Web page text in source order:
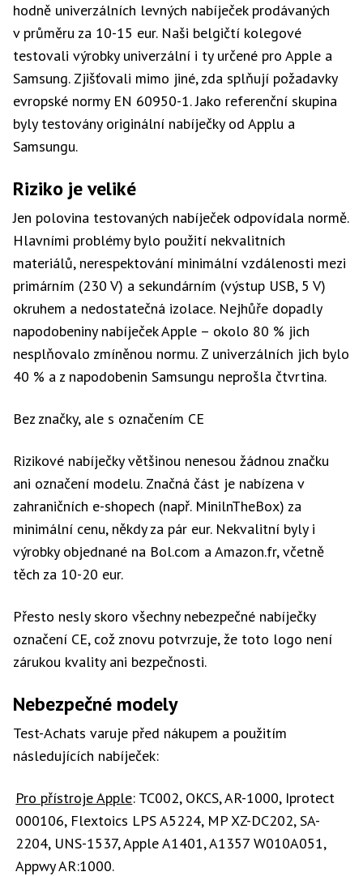
hodně univerzálních levných nabíječek prodávaných
v průměru za 10-15 eur. Naši belgičtí kolegové
testovali výrobky univerzální i ty určené pro Apple a
Samsung. Zjišťovali mimo jiné, zda splňují požadavky
evropské normy EN 60950-1. Jako referenční skupina
byly testovány originální nabíječky od Applu a
Samsungu.
Riziko je veliké
Jen polovina testovaných nabíječek odpovídala normě.
Hlavními problémy bylo použití nekvalitních
materiálů, nerespektování minimální vzdálenosti mezi
primárním (230 V) a sekundárním (výstup USB, 5 V)
okruhem a nedostatečná izolace. Nejhůře dopadly
napodobeniny nabíječek Apple – okolo 80 % jich
nesplňovalo zmíněnou normu. Z univerzálních jich bylo
40 % a z napodobenin Samsungu neprošla čtvrtina.
Bez značky, ale s označením CE
Rizikové nabíječky většinou nenesou žádnou značku
ani označení modelu. Značná část je nabízena v
zahraničních e-shopech (např. MinilnTheBox) za
minimální cenu, někdy za pár eur. Nekvalitní byly i
výrobky objednané na Bol.com a Amazon.fr, včetně
těch za 10-20 eur.
Přesto nesly skoro všechny nebezpečné nabíječky
označení CE, což znovu potvrzuje, že toto logo není
zárukou kvality ani bezpečnosti.
Nebezpečné modely
Test-Achats varuje před nákupem a použitím
následujících nabíječek:
Pro přístroje Apple: TC002, OKCS, AR-1000, Iprotect
000106, Flextoics LPS A5224, MP XZ-DC202, SA-
2204, UNS-1537, Apple A1401, A1357 W010A051,
Appwy AR:1000.